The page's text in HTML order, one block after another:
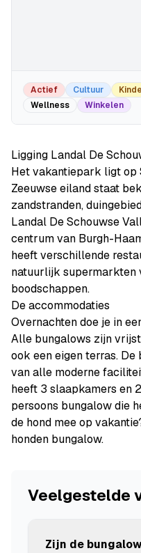
Actief Cultuur
Wellness
Winkelen
Ligging Landal De
Het vakantiepark ligt op
Zeeuwse eiland staat
zandstranden,
Landal De Schouwse
centrum van Burgh-
heeft verschillende
natuurlijk supermarkten
boodschappen.
De accommodaties
Overnachten doe je in
Alle bungalows zijn
ook een eigen terras.
van alle moderne
heeft 3 slaapkamers en
persoons bungalow die
de hond mee op
honden bungalow.
Veelgestelde
Zijn de